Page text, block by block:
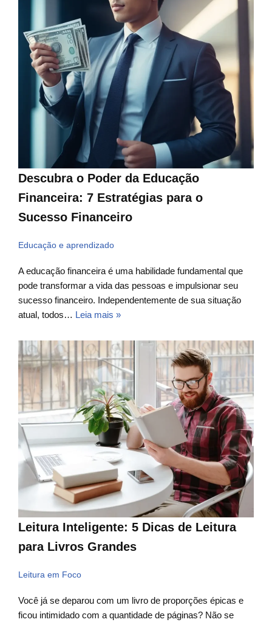
Descubra o Poder da Educação
Financeira: 7 Estratégias para o
Sucesso Financeiro
Educação e aprendizado
A educação financeira é uma habilidade fundamental que
pode transformar a vida das pessoas e impulsionar seu
sucesso financeiro. Independentemente de sua situação
atual, todos… Leia mais »
Leitura Inteligente: 5 Dicas de Leitura
para Livros Grandes
Leitura em Foco
Você já se deparou com um livro de proporções épicas e
ficou intimidado com a quantidade de páginas? Não se